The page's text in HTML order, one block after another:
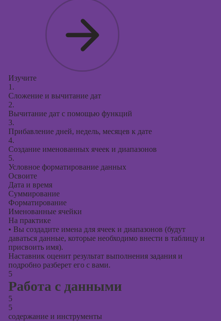
Изучите
1.
Сложение и вычитание дат
2.
Вычитание дат с помощью функций
3.
Прибавление дней, недель, месяцев к дате
4.
Создание именованных ячеек и диапазонов
5.
Условное форматирование данных
Освоите
Дата и время
Суммирование
Форматирование
Именованные ячейки
На практике
• Вы создадите имена для ячеек и диапазонов (будут
даваться данные, которые необходимо внести в таблицу и
присвоить имя).
Наставник оценит результат выполнения задания и
подробно разберет его с вами.
5
Работа с данными
5
5
содержание и инструменты